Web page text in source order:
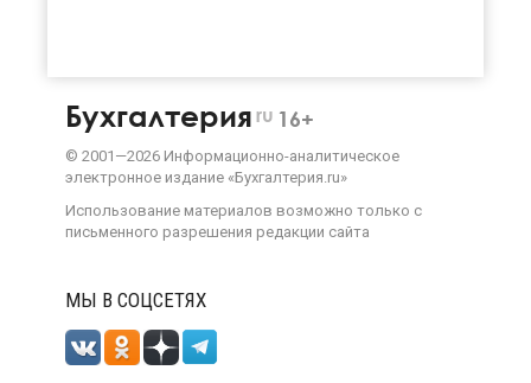
Бухгалтерия ru 16+
© 2001—2026 Информационно-аналитическое
электронное издание «Бухгалтерия.ru»
Использование материалов возможно только с
письменного разрешения редакции сайта
МЫ В СОЦСЕТЯХ